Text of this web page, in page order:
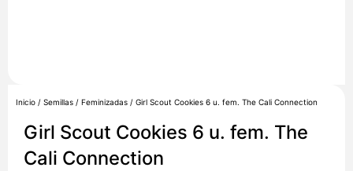
Inicio / Semillas / Feminizadas / Girl Scout Cookies 6 u. fem. The Cali Connection
Girl Scout Cookies 6 u. fem. The
Cali Connection